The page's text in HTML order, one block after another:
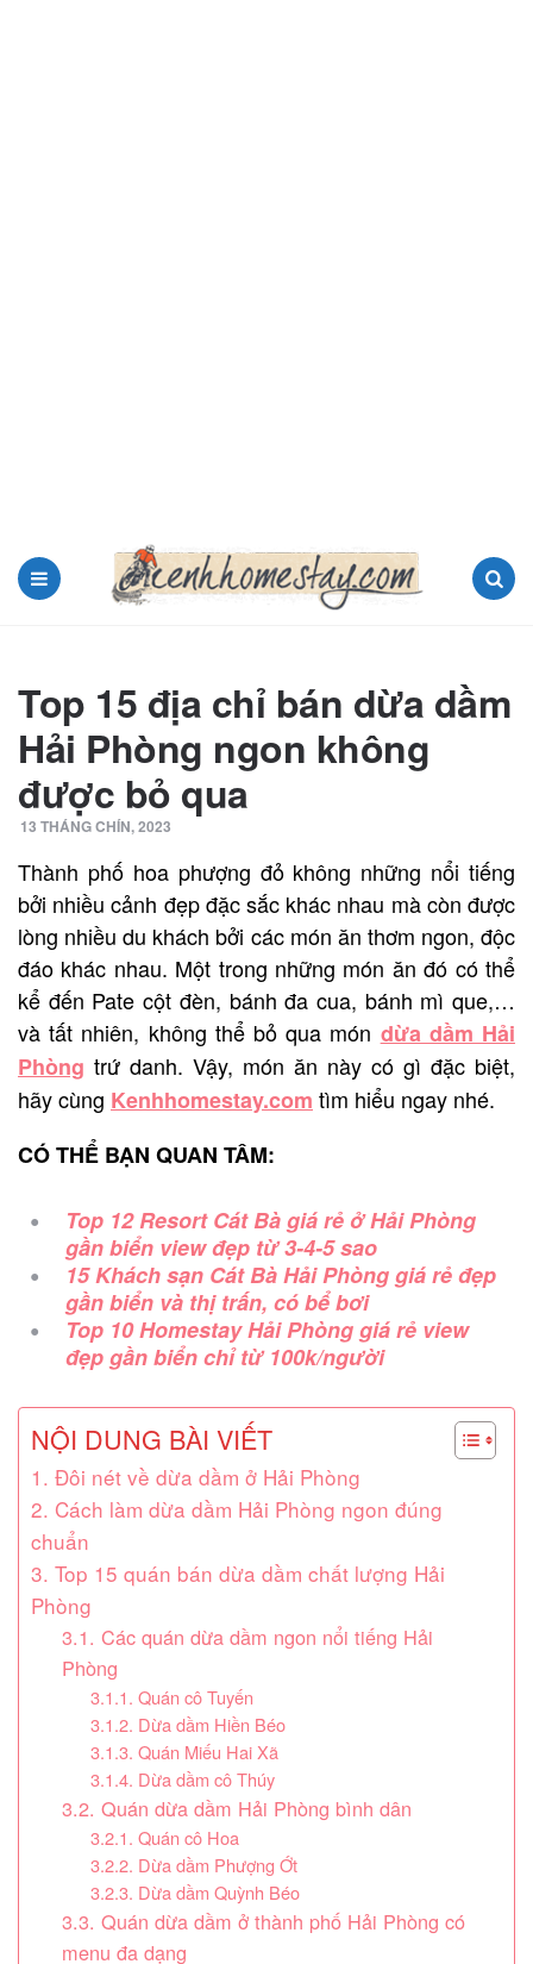
Top 15 địa chỉ bán dừa dầm
Hải Phòng ngon không
được bỏ qua
13 THÁNG CHÍN, 2023
Thành phố hoa phượng đỏ không những nổi tiếng
bởi nhiều cảnh đẹp đặc sắc khác nhau mà còn được
lòng nhiều du khách bởi các món ăn thơm ngon, độc
đáo khác nhau. Một trong những món ăn đó có thể
kể đến Pate cột đèn, bánh đa cua, bánh mì que,…
và tất nhiên, không thể bỏ qua món dừa dầm Hải
Phòng trứ danh. Vậy, món ăn này có gì đặc biệt,
hãy cùng Kenhhomestay.com tìm hiểu ngay nhé.
CÓ THỂ BẠN QUAN TÂM:
Top 12 Resort Cát Bà giá rẻ ở Hải Phòng
gần biển view đẹp từ 3-4-5 sao
15 Khách sạn Cát Bà Hải Phòng giá rẻ đẹp
gần biển và thị trấn, có bể bơi
Top 10 Homestay Hải Phòng giá rẻ view
đẹp gần biển chỉ từ 100k/người
NỘI DUNG BÀI VIẾT
1. Đôi nét về dừa dầm ở Hải Phòng
2. Cách làm dừa dầm Hải Phòng ngon đúng
chuẩn
3. Top 15 quán bán dừa dầm chất lượng Hải
Phòng
3.1. Các quán dừa dầm ngon nổi tiếng Hải
Phòng
3.1.1. Quán cô Tuyến
3.1.2. Dừa dầm Hiền Béo
3.1.3. Quán Miếu Hai Xã
3.1.4. Dừa dầm cô Thúy
3.2. Quán dừa dầm Hải Phòng bình dân
3.2.1. Quán cô Hoa
3.2.2. Dừa dầm Phượng Ớt
3.2.3. Dừa dầm Quỳnh Béo
3.3. Quán dừa dầm ở thành phố Hải Phòng có
menu đa dạng